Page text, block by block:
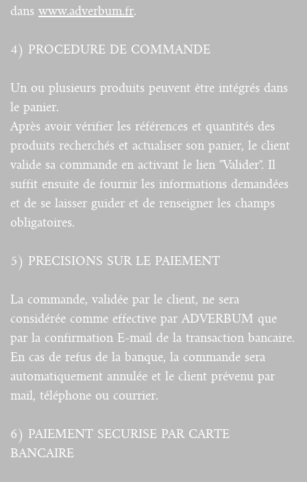
dans www.adverbum.fr.
4) PROCEDURE DE COMMANDE
Un ou plusieurs produits peuvent être intégrés dans
le panier.
Après avoir vérifier les références et quantités des
produits recherchés et actualiser son panier, le client
valide sa commande en activant le lien "Valider". Il
suffit ensuite de fournir les informations demandées
et de se laisser guider et de renseigner les champs
obligatoires.
5) PRECISIONS SUR LE PAIEMENT
La commande, validée par le client, ne sera
considérée comme effective par ADVERBUM que
par la confirmation E-mail de la transaction bancaire.
En cas de refus de la banque, la commande sera
automatiquement annulée et le client prévenu par
mail, téléphone ou courrier.
6) PAIEMENT SECURISE PAR CARTE
BANCAIRE